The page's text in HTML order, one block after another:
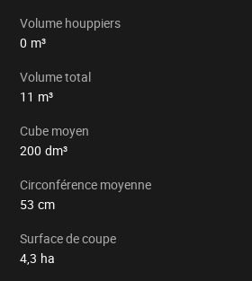
Volume houppiers
0 m³
Volume total
11 m³
Cube moyen
200 dm³
Circonférence moyenne
53 cm
Surface de coupe
4,3 ha